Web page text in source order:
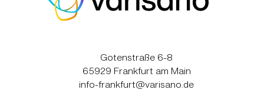
Gotenstraße 6-8
65929 Frankfurt am Main
info-frankfurt@varisano.de